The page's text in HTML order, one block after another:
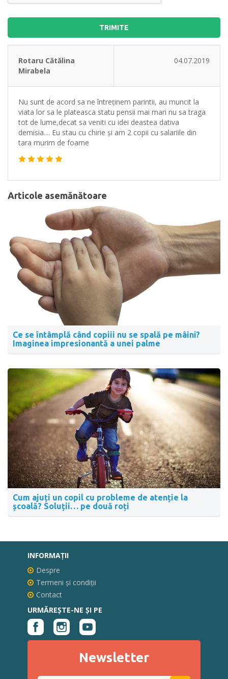
TRIMITE
Rotaru Cătălina
Mirabela
04.07.2019
Nu sunt de acord sa ne întreținem parintii, au muncit la
viata lor sa le plateasca statu pensii mai mari nu sa traga
tot de lume,decat sa veniti cu idei deastea dativa
demisia.... Eu stau cu chirie și am 2 copii cu salariile din
tara murim de foame
Articole asemănătoare
Ce se întâmplă când copiii nu se spală pe mâini?
Imaginea impresionantă a unei palme
Cum ajuți un copil cu probleme de atenție la
școală? Soluții… pe două roți
INFORMAŢII
Despre
Termeni și condiții
Contact
URMĂREȘTE-NE ȘI PE
Newsletter